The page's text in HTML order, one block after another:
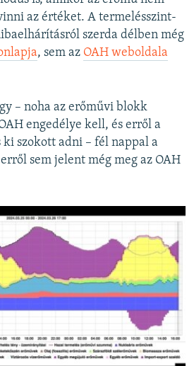
az értéket. A termelésszint-
szerda délben még
, sem az OAH weboldala
– noha az erőművi blokk
engedélye kell, és erről a
szokott adni – fél nappal a
sem jelent még meg az OAH